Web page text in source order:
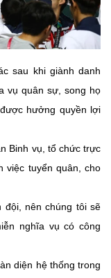
sau khi giành danh
vụ quân sự, song họ
hưởng quyền lợi
Binh vụ, tổ chức trực
việc tuyển quân, cho
đội, nên chúng tôi sẽ
nghĩa vụ có công
diện hệ thống trong